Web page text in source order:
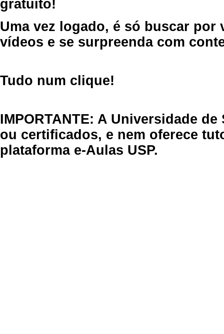
gratuito!
Uma vez logado, é só buscar por
vídeos e se surpreenda com
Tudo num clique!
IMPORTANTE: A Universidade
ou certificados, e nem oferece
plataforma e-Aulas USP.